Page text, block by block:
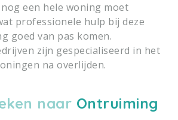
een hele woning moet
professionele hulp bij deze
goed van pas komen.
zijn gespecialiseerd in het
na overlijden.
naar Ontruiming